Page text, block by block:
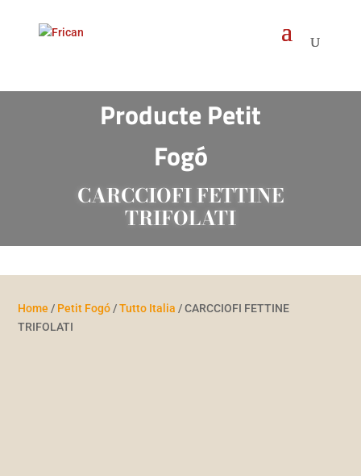
Producte Petit
Fogó
CARCCIOFI FETTINE
TRIFOLATI
Home / Petit Fogó/Tutto Italia / CARCCIOFI FETTINE
TRIFOLATI